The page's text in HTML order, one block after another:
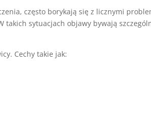
często borykają się z licznymi
takich sytuacjach objawy bywają
Cechy takie jak: